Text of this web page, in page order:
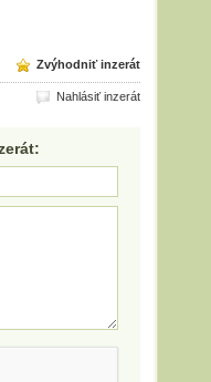
Nahlásiť inzerát
Zvýhodniť inzerát